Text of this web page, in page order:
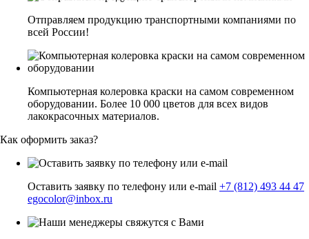
Отправляем продукцию транспортными компаниями по
всей России!
Компьютерная колеровка краски на самом современном
оборудовании. Более 10 000 цветов для всех видов
лакокрасочных материалов.
Как оформить заказ?
Оставить заявку по телефону или e-mail +7 (812) 493 44 47
egocolor@inbox.ru